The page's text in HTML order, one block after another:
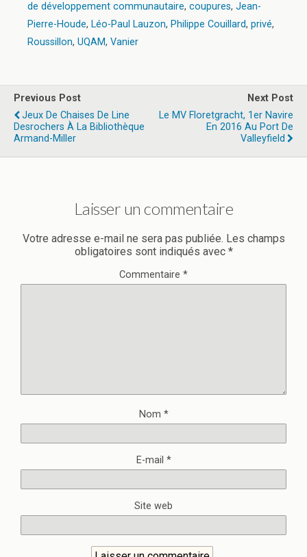
de développement communautaire, coupures, Jean-
Pierre-Houde, Léo-Paul Lauzon, Philippe Couillard, privé,
Roussillon, UQAM, Vanier
Previous Post
Jeux De Chaises De Line
Desrochers À La Bibliothèque
Armand-Miller
Next Post
Le MV Floretgracht, 1er Navire
En 2016 Au Port De
Valleyfield
Laisser un commentaire
Votre adresse e-mail ne sera pas publiée. Les champs
obligatoires sont indiqués avec *
Commentaire *
Nom *
E-mail *
Site web